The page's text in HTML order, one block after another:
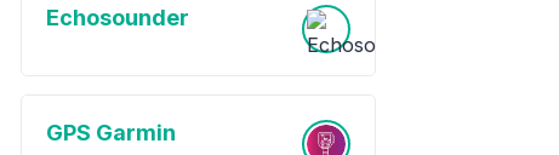
Echosounder
GPS Garmin